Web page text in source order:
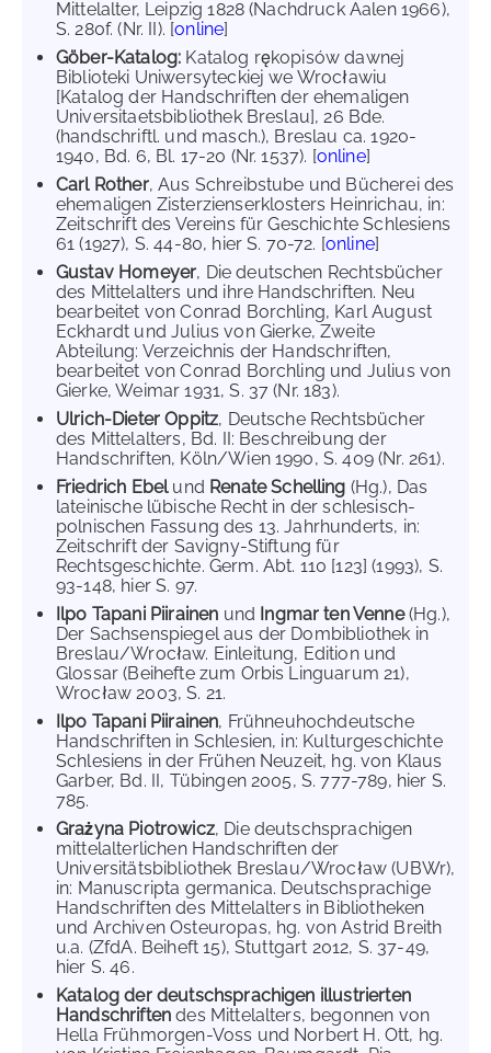
Mittelalter, Leipzig 1828 (Nachdruck Aalen 1966),
S. 280f. (Nr. II). [online]
Göber-Katalog: Katalog rękopisów dawnej
Biblioteki Uniwersyteckiej we Wrocławiu
[Katalog der Handschriften der ehemaligen
Universitaetsbibliothek Breslau], 26 Bde.
(handschriftl. und masch.), Breslau ca. 1920-
1940, Bd. 6, Bl. 17-20 (Nr. 1537). [online]
Carl Rother, Aus Schreibstube und Bücherei des
ehemaligen Zisterzienserklosters Heinrichau, in:
Zeitschrift des Vereins für Geschichte Schlesiens
61 (1927), S. 44-80, hier S. 70-72. [online]
Gustav Homeyer, Die deutschen Rechtsbücher
des Mittelalters und ihre Handschriften. Neu
bearbeitet von Conrad Borchling, Karl August
Eckhardt und Julius von Gierke, Zweite
Abteilung: Verzeichnis der Handschriften,
bearbeitet von Conrad Borchling und Julius von
Gierke, Weimar 1931, S. 37 (Nr. 183).
Ulrich-Dieter Oppitz, Deutsche Rechtsbücher
des Mittelalters, Bd. II: Beschreibung der
Handschriften, Köln/Wien 1990, S. 409 (Nr. 261).
Friedrich Ebelund Renate Schelling (Hg.), Das
lateinische lübische Recht in der schlesisch-
polnischen Fassung des 13. Jahrhunderts, in:
Zeitschrift der Savigny-Stiftung für
Rechtsgeschichte. Germ. Abt. 110 [123] (1993), S.
93-148, hier S. 97.
Ilpo Tapani Piirainen und Ingmar ten Venne(Hg.),
Der Sachsenspiegel aus der Dombibliothek in
Breslau/Wrocław. Einleitung, Edition und
Glossar (Beihefte zum Orbis Linguarum 21),
Wrocław 2003, S. 21.
Ilpo Tapani Piirainen, Frühneuhochdeutsche
Handschriften in Schlesien, in: Kulturgeschichte
Schlesiens in der Frühen Neuzeit, hg. von Klaus
Garber, Bd. II, Tübingen 2005, S. 777-789, hier S.
785.
Grażyna Piotrowicz, Die deutschsprachigen
mittelalterlichen Handschriften der
Universitätsbibliothek Breslau/Wrocław (UBWr),
in: Manuscripta germanica. Deutschsprachige
Handschriften des Mittelalters in Bibliotheken
und Archiven Osteuropas, hg. von Astrid Breith
u.a. (ZfdA. Beiheft 15), Stuttgart 2012, S. 37-49,
hier S. 46.
Katalog der deutschsprachigen illustrierten
Handschriften des Mittelalters, begonnen von
Hella Frühmorgen-Voss und Norbert H. Ott, hg.